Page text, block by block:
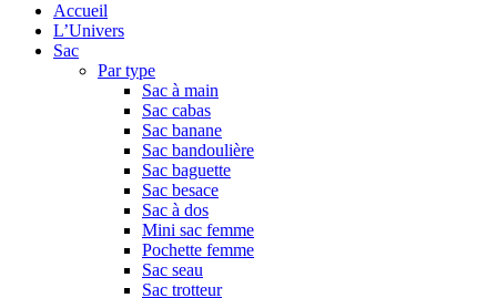
Accueil
L’Univers
Sac
Par type
Sac à main
Sac cabas
Sac banane
Sac bandoulière
Sac baguette
Sac besace
Sac à dos
Mini sac femme
Pochette femme
Sac seau
Sac trotteur